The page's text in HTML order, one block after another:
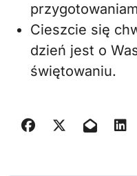
Cieszcie się
dzień jest o
świętowaniu.